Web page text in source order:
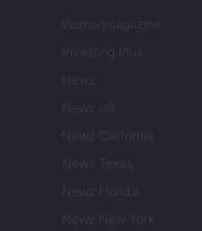
Womanmagazine
Investing Plus
Newz
Newz US
Newz California
Newz Texas
Newz Florida
Newz New York